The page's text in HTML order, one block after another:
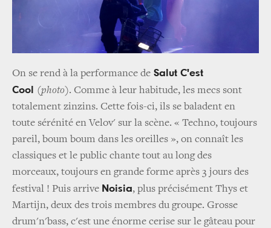
On se rend à la performance de Salut C'est
Cool (photo). Comme à leur habitude, les mecs sont
totalement zinzins. Cette fois-ci, ils se baladent en
toute sérénité en Velov' sur la scène. « Techno, toujours
pareil, boum boum dans les oreilles », on connaît les
classiques et le public chante tout au long des
morceaux, toujours en grande forme après 3 jours des
festival ! Puis arrive Noisia, plus précisément Thys et
Martijn, deux des trois membres du groupe. Grosse
drum'n'bass, c'est une énorme cerise sur le gâteau pour